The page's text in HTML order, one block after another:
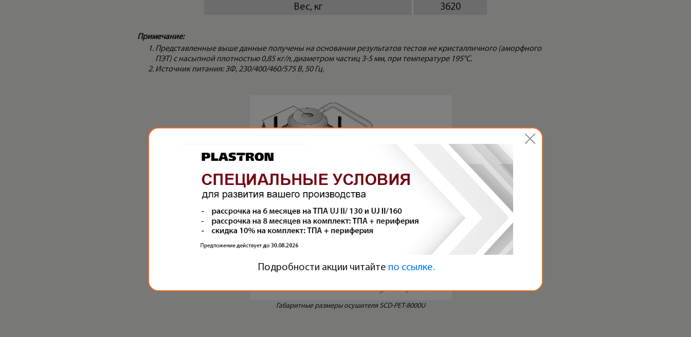
Вес, кг
3620
Примечание:
Представленные выше данные получены на основании результатов тестов не кристалличного (аморфного
ПЭТ) с насыпной плотностью 0,85 кг/л, диаметром частиц 3-5 мм, при температуре 195°С.
Источник питания: 3Ф, 230/400/460/575 В, 50 Гц.
Габаритные размеры осушителя SCD-PET-8000U
Подробности акции читайте по ссылке.